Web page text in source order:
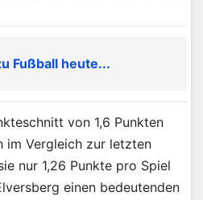
Fußball heute...
von 1,6 Punkten
im Vergleich zur letzten
nur 1,26 Punkte pro Spiel
einen bedeutenden